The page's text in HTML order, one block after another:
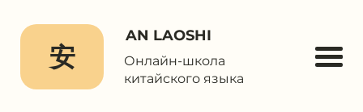
安
AN LAOSHI
Онлайн-школа
китайского языка